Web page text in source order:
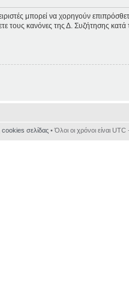
μπορεί να χορηγούν
τους κανόνες της Δ. Συζήτησης κατά
cookies σελίδας• Όλοι οι χρόνοι είναι